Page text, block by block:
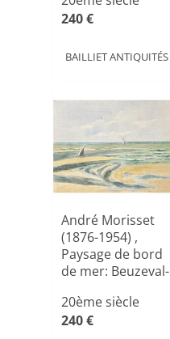
240 €
BAILLIET ANTIQUITÉS
André Morisset
(1876-1954) ,
Paysage de bord
de mer: Beuzeval-
20ème siècle
240 €